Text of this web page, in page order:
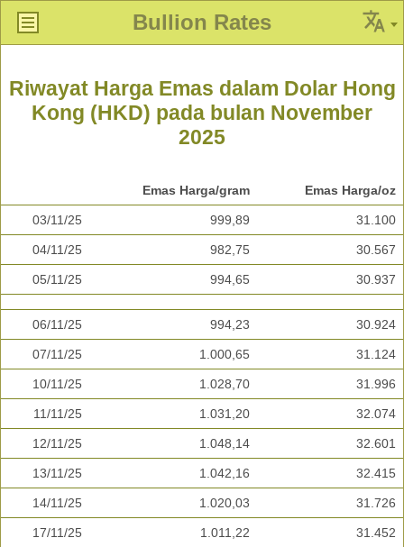
Bullion Rates
Riwayat Harga Emas dalam Dolar Hong
Kong (HKD) pada bulan November
2025
Emas Harga/gram Emas Harga/oz
03/11/25 999,89 31.100
04/11/25 982,75 30.567
05/11/25 994,65 30.937
06/11/25 994,23 30.924
07/11/25 1.000,65 31.124
10/11/25 1.028,70 31.996
11/11/25 1.031,20 32.074
12/11/25 1.048,14 32.601
13/11/25 1.042,16 32.415
14/11/25 1.020,03 31.726
17/11/25 1.011,22 31.452